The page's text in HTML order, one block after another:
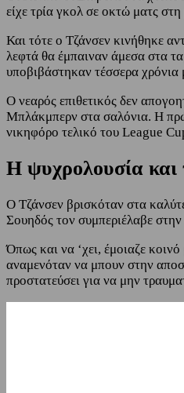
είχε τρία γκολ σε οκτώ ματς
Και τότε ο Τζάνσεν κινήθηκε
λεφτά θα έμπαιναν άμεσα στα
υποβιβάστηκαν τέσσερα
Ο νεαρός επιθετικός δεν
Μπλάκμπερν στα σαλόνια. Η
νικηφόρο τελικό του League
Η ψυχρολουσία
Ο Τζάνσεν βρισκόταν στα
Σουηδός τον συμπεριέλαβε
Όπως και να ‘χει, έμοιαζε
αναμενόταν να μπουν στην
προστατεύσει για να μην